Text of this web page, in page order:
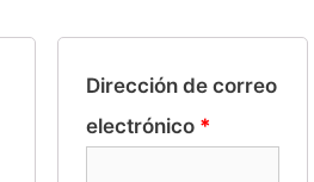
Dirección de correo
electrónico *